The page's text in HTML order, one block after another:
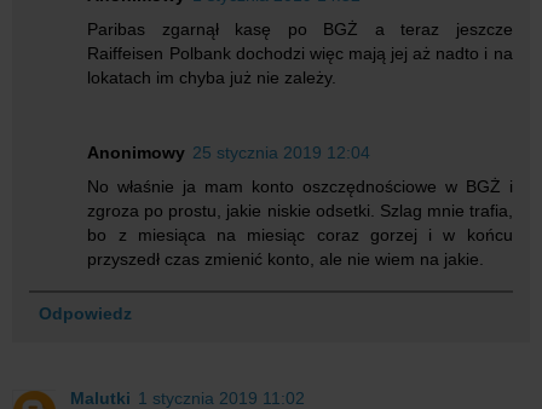
Paribas zgarnął kasę po BGŻ a teraz jeszcze
Raiffeisen Polbank dochodzi więc mają jej aż nadto i na
lokatach im chyba już nie zależy.
Anonimowy 25 stycznia 2019 12:04
No właśnie ja mam konto oszczędnościowe w BGŻ i
zgroza po prostu, jakie niskie odsetki. Szlag mnie trafia,
bo z miesiąca na miesiąc coraz gorzej i w końcu
przyszedł czas zmienić konto, ale nie wiem na jakie.
Odpowiedz
Malutki 1 stycznia 2019 11:02